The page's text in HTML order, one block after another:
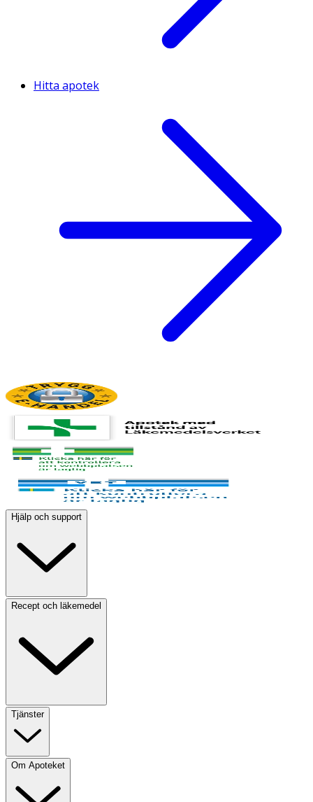
Hitta apotek
Hjälp och support
Recept och läkemedel
Tjänster
Om Apoteket